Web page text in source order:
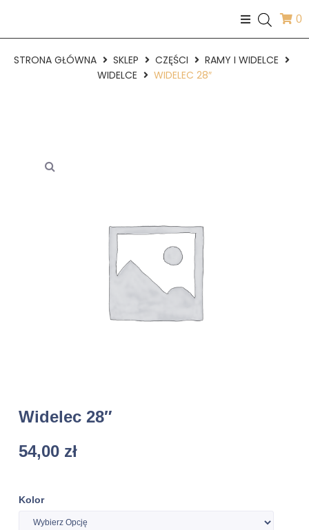
0
STRONA GŁÓWNA SKLEP CZĘŚCI
RAMY I WIDELCE
WIDELCE
WIDELEC 28″
Widelec 28″
54,00 zł
Kolor